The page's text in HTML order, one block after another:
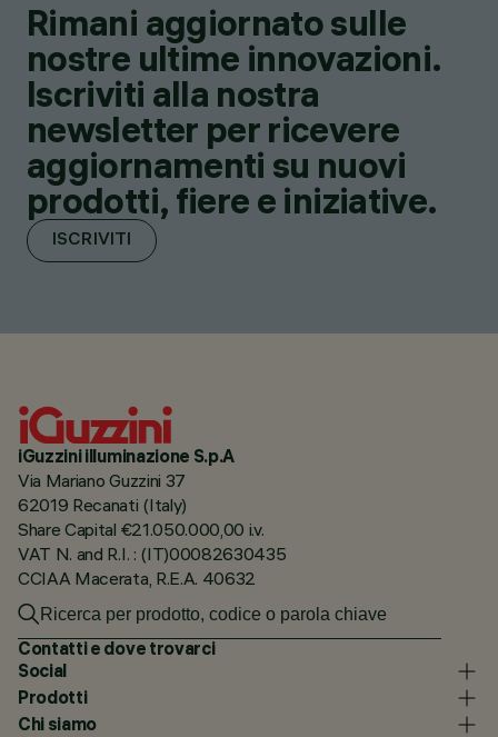
Rimani aggiornato sulle
nostre ultime innovazioni.
Iscriviti alla nostra
newsletter per ricevere
aggiornamenti su nuovi
prodotti, fiere e iniziative.
ISCRIVITI
iGuzzini illuminazione S.p.A
Via Mariano Guzzini 37
62019 Recanati (Italy)
Share Capital €21.050.000,00 i.v.
VAT N. and R.I. : (IT)00082630435
CCIAA Macerata, R.E.A. 40632
Contatti e dove trovarci
Social
Prodotti
Chi siamo